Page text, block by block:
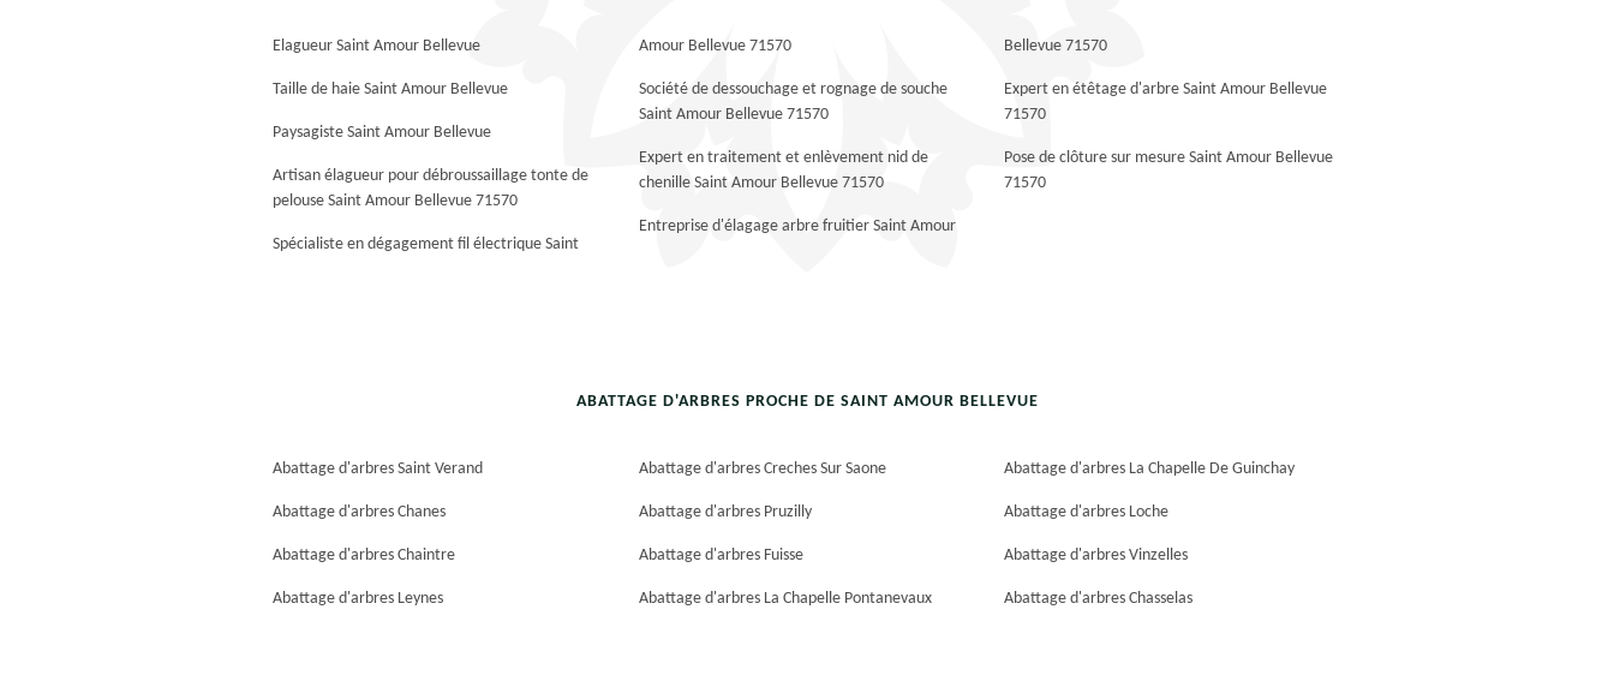
Elagueur Saint Amour Bellevue
Taille de haie Saint Amour Bellevue
Paysagiste Saint Amour Bellevue
Artisan élagueur pour débroussaillage tonte de
pelouse Saint Amour Bellevue 71570
Spécialiste en dégagement fil électrique Saint
Amour Bellevue 71570
Société de dessouchage et rognage de souche
Saint Amour Bellevue 71570
Expert en traitement et enlèvement nid de
chenille Saint Amour Bellevue 71570
Entreprise d'élagage arbre fruitier Saint Amour
Bellevue 71570
Expert en étêtage d'arbre Saint Amour Bellevue
71570
Pose de clôture sur mesure Saint Amour Bellevue
71570
ABATTAGE D'ARBRES PROCHE DE SAINT AMOUR BELLEVUE
Abattage d'arbres Saint Verand
Abattage d'arbres Chanes
Abattage d'arbres Chaintre
Abattage d'arbres Leynes
Abattage d'arbres Creches Sur Saone
Abattage d'arbres Pruzilly
Abattage d'arbres Fuisse
Abattage d'arbres La Chapelle Pontanevaux
Abattage d'arbres La Chapelle De Guinchay
Abattage d'arbres Loche
Abattage d'arbres Vinzelles
Abattage d'arbres Chasselas